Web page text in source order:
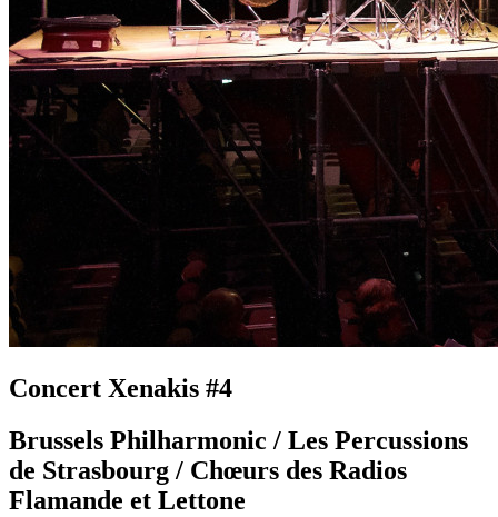
Concert Xenakis #4
Brussels Philharmonic / Les Percussions
de Strasbourg / Chœurs des Radios
Flamande et Lettone